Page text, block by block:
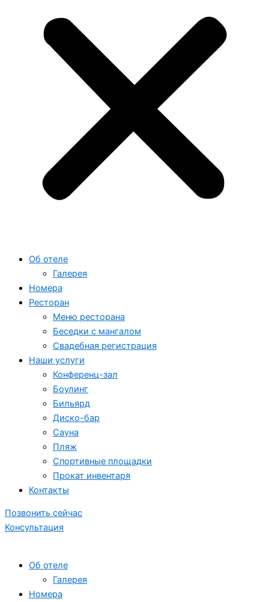
Об отеле
Галерея
Номера
Ресторан
Меню ресторана
Беседки с мангалом
Свадебная регистрация
Наши услуги
Конференц-зал
Боулинг
Бильярд
Диско-бар
Сауна
Пляж
Спортивные площадки
Прокат инвентаря
Контакты
Позвонить сейчас
Консультация
Об отеле
Галерея
Номера